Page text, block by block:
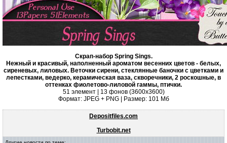
Скрап-набор Spring Sings.
Нежный и красивый, наполненный ароматом весенних цветов - белых,
сиреневых, лиловых. Веточки сирени, стеклянные баночки с цветками и
лепестками, ведерко, керамическая ваза, скворечники, 2 роскошные, в
оттенках фиолетово-лиловой гаммы, птички.
51 элемент | 13 фонов (3600х3600)
Формат: JPEG + PNG | Размер: 101 Mб
Depositfiles.com
Turbobit.net